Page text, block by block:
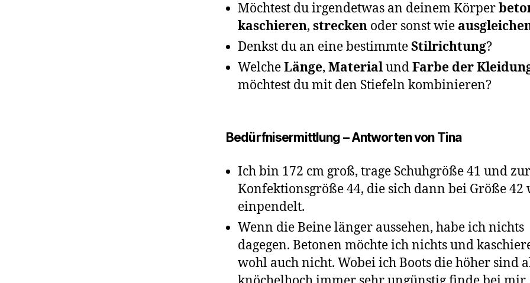
Möchtest du irgendetwas an deinem Körper
kaschieren, strecken oder sonst wie
Denkst du an eine bestimmteStilrichtung?
WelcheLänge, MaterialundFarbe der
möchtest du mit den Stiefeln kombinieren?
Bedürfnisermittlung – Antworten von Tina
Ich bin 172 cm groß, trage Schuhgröße 41 und
Konfektionsgröße 44, die sich dann bei Größe 42
einpendelt.
Wenn die Beine länger aussehen, habe ich nichts
dagegen. Betonen möchte ich nichts und
wohl auch nicht. Wobei ich Boots die höher sind